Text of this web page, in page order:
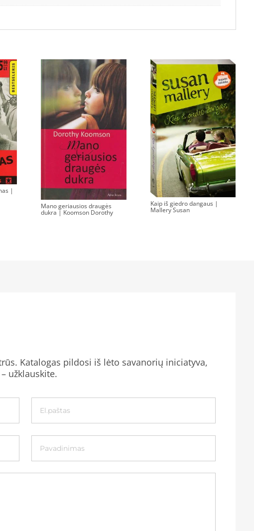
|
Mano geriausios draugės
dukra | Koomson Dorothy
Kaip iš giedro dangaus |
Mallery Susan
Katalogas pildosi iš lėto savanorių iniciatyva,
užklauskite.